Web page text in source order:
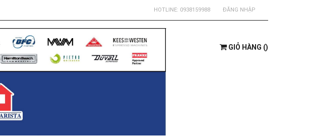
HOTLINE: 0938159988 ĐĂNG NHẬP
GIỎ HÀNG ()